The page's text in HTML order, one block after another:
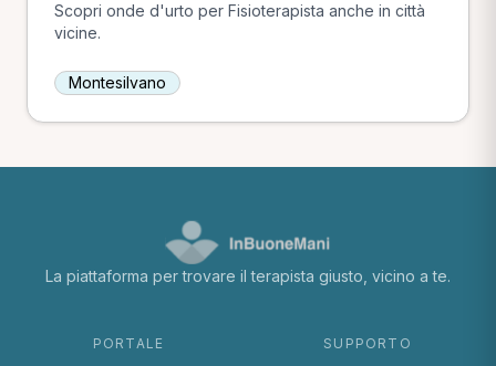
Scopri onde d'urto per Fisioterapista anche in città
vicine.
Montesilvano
La piattaforma per trovare il terapista giusto, vicino a te.
PORTALE SUPPORTO